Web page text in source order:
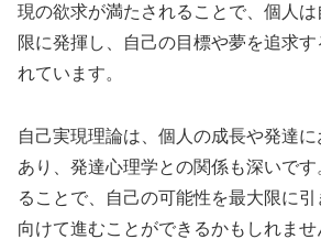
現の欲求が満たされることで、個人
限に発揮し、自己の目標や夢を追求
れています。
自己実現理論は、個人の成長や発達
あり、発達心理学との関係も深いで
ることで、自己の可能性を最大限に
向けて進むことができるかもしれませ